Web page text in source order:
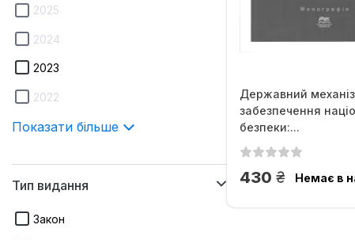
2025
2024
2023
2022
Показати більше
Тип видання
Закон
Державний
забезпечення
безпеки:...
430 грн.Немає в